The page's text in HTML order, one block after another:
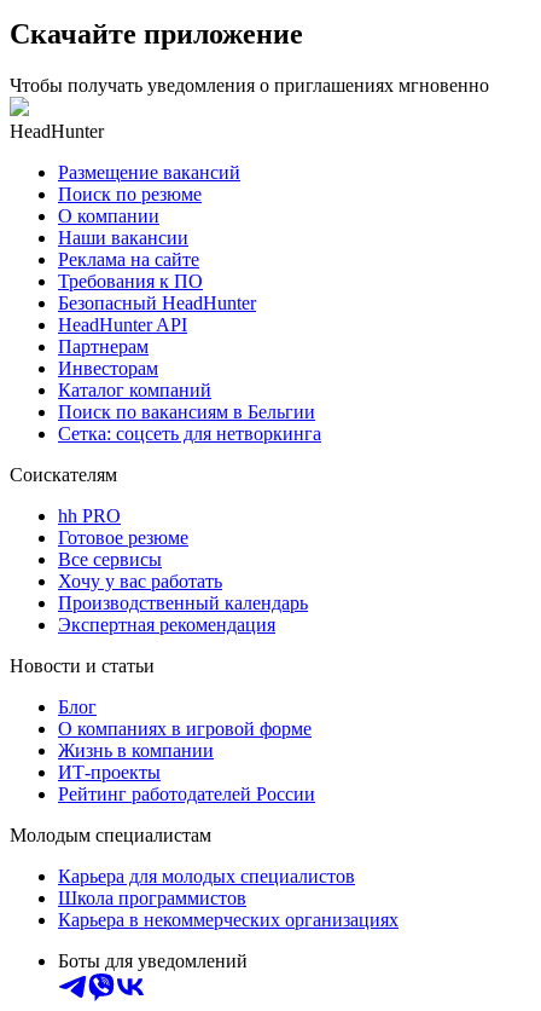
Скачайте приложение
Чтобы получать уведомления о приглашениях мгновенно
HeadHunter
Размещение вакансий
Поиск по резюме
О компании
Наши вакансии
Реклама на сайте
Требования к ПО
Безопасный HeadHunter
HeadHunter API
Партнерам
Инвесторам
Каталог компаний
Поиск по вакансиям в Бельгии
Сетка: соцсеть для нетворкинга
Соискателям
hh PRO
Готовое резюме
Все сервисы
Хочу у вас работать
Производственный календарь
Экспертная рекомендация
Новости и статьи
Блог
О компаниях в игровой форме
Жизнь в компании
ИТ-проекты
Рейтинг работодателей России
Молодым специалистам
Карьера для молодых специалистов
Школа программистов
Карьера в некоммерческих организациях
Боты для уведомлений